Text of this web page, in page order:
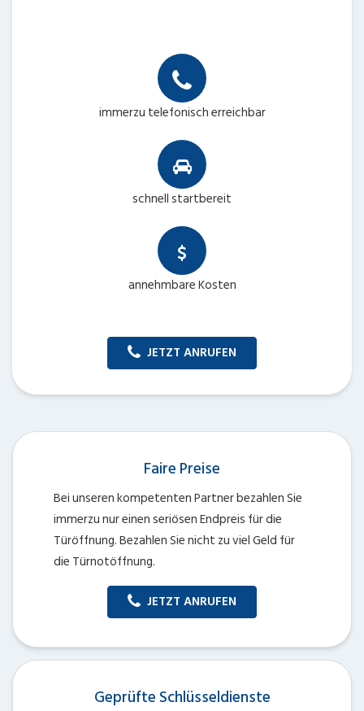
immerzu telefonisch erreichbar
schnell startbereit
annehmbare Kosten
JETZT ANRUFEN
Faire Preise
Bei unseren kompetenten Partner bezahlen Sie
immerzu nur einen seriösen Endpreis für die
Türöffnung. Bezahlen Sie nicht zu viel Geld für
die Türnotöffnung.
JETZT ANRUFEN
Geprüfte Schlüsseldienste